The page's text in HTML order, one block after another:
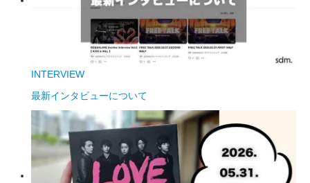
INTERVIEW
最新インタビューについて